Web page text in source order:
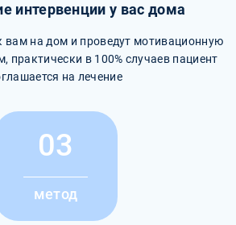
интервенции у вас дома
вам на дом и проведут мотивационную
практически в 100% случаев пациент
на лечение
03
метод